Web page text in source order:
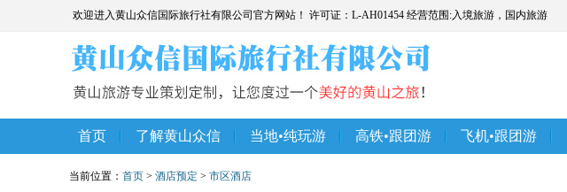
欢迎进入黄山众信国际旅行社有限公司官方网站！ 许可证：L-AH01454 经营范围:入境旅游，国内旅游
首页 了解黄山众信 当地•纯玩游 高铁•跟团游 飞机•跟团游
当前位置： 首页 > 酒店预定 > 市区酒店